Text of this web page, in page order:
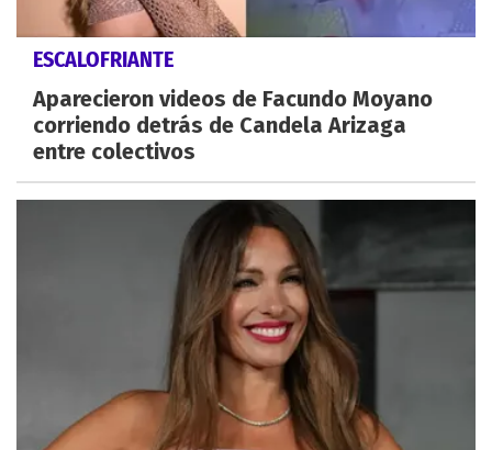
ESCALOFRIANTE
Aparecieron videos de Facundo Moyano
corriendo detrás de Candela Arizaga
entre colectivos